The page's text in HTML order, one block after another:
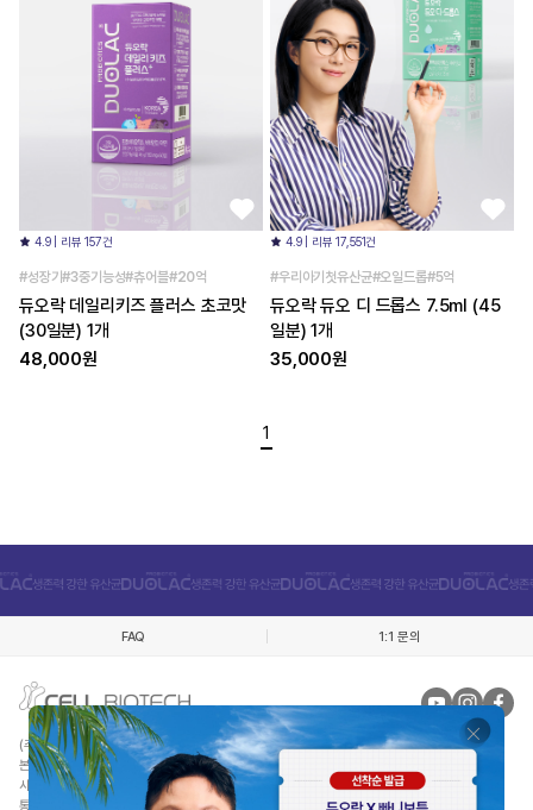
4.9 | 리뷰 157건
#성장기#3중기능성#츄어블#20억
듀오락 데일리키즈 플러스 초코맛
(30일분) 1개
48,000원
4.9 | 리뷰 17,551건
#우리아기첫유산균#오일드롭#5억
듀오락 듀오 디 드롭스 7.5ml (45
일분) 1개
35,000원
1
FAQ 1:1 문의
(주)쎌바이오텍인터내셔날대표자 : 정명준
본사 : 경기 김포시 월곶면 애기봉로 409번길 50
사업자등록번호 : 220-81-52116
통신판매업신고 : 제 2012-경기김포-0298호 건강식품군